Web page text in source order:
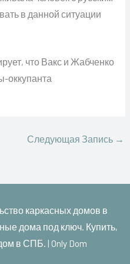
в данной ситуации
что Вакс и Жабченко
оккупанта
Следующая Запись →
каркасных домов в
дома под ключ. Купить,
в СПБ. | Only Dom